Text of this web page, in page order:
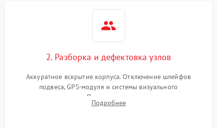
2. Разборка и дефектовка узлов
Аккуратное вскрытие корпуса. Отключение шлейфов
подвеса, GPS-модуля и системы визуального
позиционирования. Проверка полетного контроллера,
регуляторов оборотов (ESC) и бесколлекторных моторов на
Подробнее